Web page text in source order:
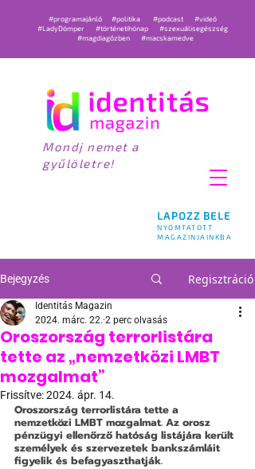
LAPOZZ BELE
NYOMTATOTT
MAGAZINJAINKBA
#programajánló #politika #podcast
#videó
#LadyDömper
#történetihónap
#szexuálisegészség
#magdiagőzben
#macskamedve
Mondj nemet a
gyűlöletre!
Bejegyzés Regisztráció
Oroszország terrorlistára
tette az „nemzetközi LMBT
mozgalmat”
Identitás Magazin
2024. márc. 22. 2 perc olvasás
Frissítve:2024. ápr. 14.
Oroszország terrorlistára tette a
nemzetközi LMBT mozgalmat. Az orosz
pénzügyi ellenőrző hatóság listájára került
személyek és szervezetek bankszámláit
figyelik és befagyaszthatják.